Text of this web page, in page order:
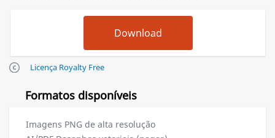
Licença Royalty Free
Formatos disponíveis
Imagens PNG de alta resolução